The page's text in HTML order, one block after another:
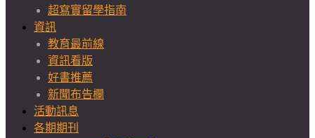
超寫實留學指南
資訊
教育最前線
資訊看版
好書推薦
新聞布告欄
活動訊息
各期期刊